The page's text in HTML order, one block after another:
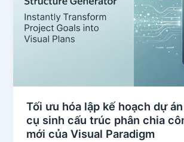
Tối ưu hóa lập kế hoạch dự
cụ sinh cấu trúc phân chia
mới của Visual Paradigm